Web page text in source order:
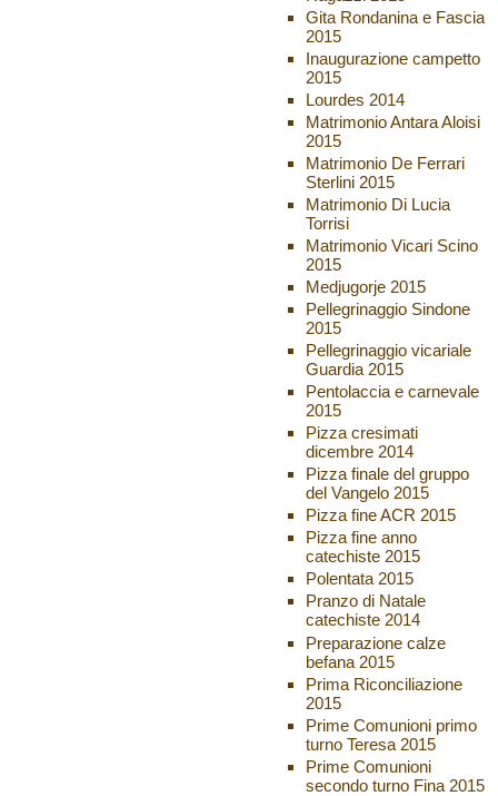
Gita Rondanina e Fascia
2015
Inaugurazione campetto
2015
Lourdes 2014
Matrimonio Antara Aloisi
2015
Matrimonio De Ferrari
Sterlini 2015
Matrimonio Di Lucia
Torrisi
Matrimonio Vicari Scino
2015
Medjugorje 2015
Pellegrinaggio Sindone
2015
Pellegrinaggio vicariale
Guardia 2015
Pentolaccia e carnevale
2015
Pizza cresimati
dicembre 2014
Pizza finale del gruppo
del Vangelo 2015
Pizza fine ACR 2015
Pizza fine anno
catechiste 2015
Polentata 2015
Pranzo di Natale
catechiste 2014
Preparazione calze
befana 2015
Prima Riconciliazione
2015
Prime Comunioni primo
turno Teresa 2015
Prime Comunioni
secondo turno Fina 2015